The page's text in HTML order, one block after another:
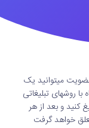
میتوانید یک
با روشهای تبلیغاتی
کنید و بعد از هر
خواهد گرفت